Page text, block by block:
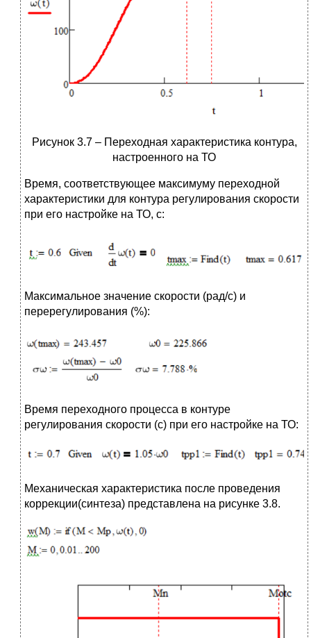
Рисунок 3.7 – Переходная характеристика контура,
настроенного на ТО
Время, соответствующее максимуму переходной
характеристики для контура регулирования скорости
при его настройке на ТО, с:
Максимальное значение скорости (рад/с) и
перерегулирования (%):
Время переходного процесса в контуре
регулирования скорости (с) при его настройке на ТО:
Механическая характеристика после проведения
коррекции(синтеза) представлена на рисунке 3.8.